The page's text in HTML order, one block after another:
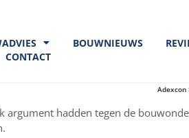
BOUWNIEUWS
CONTACT
Adexcon
argument hadden tegen de